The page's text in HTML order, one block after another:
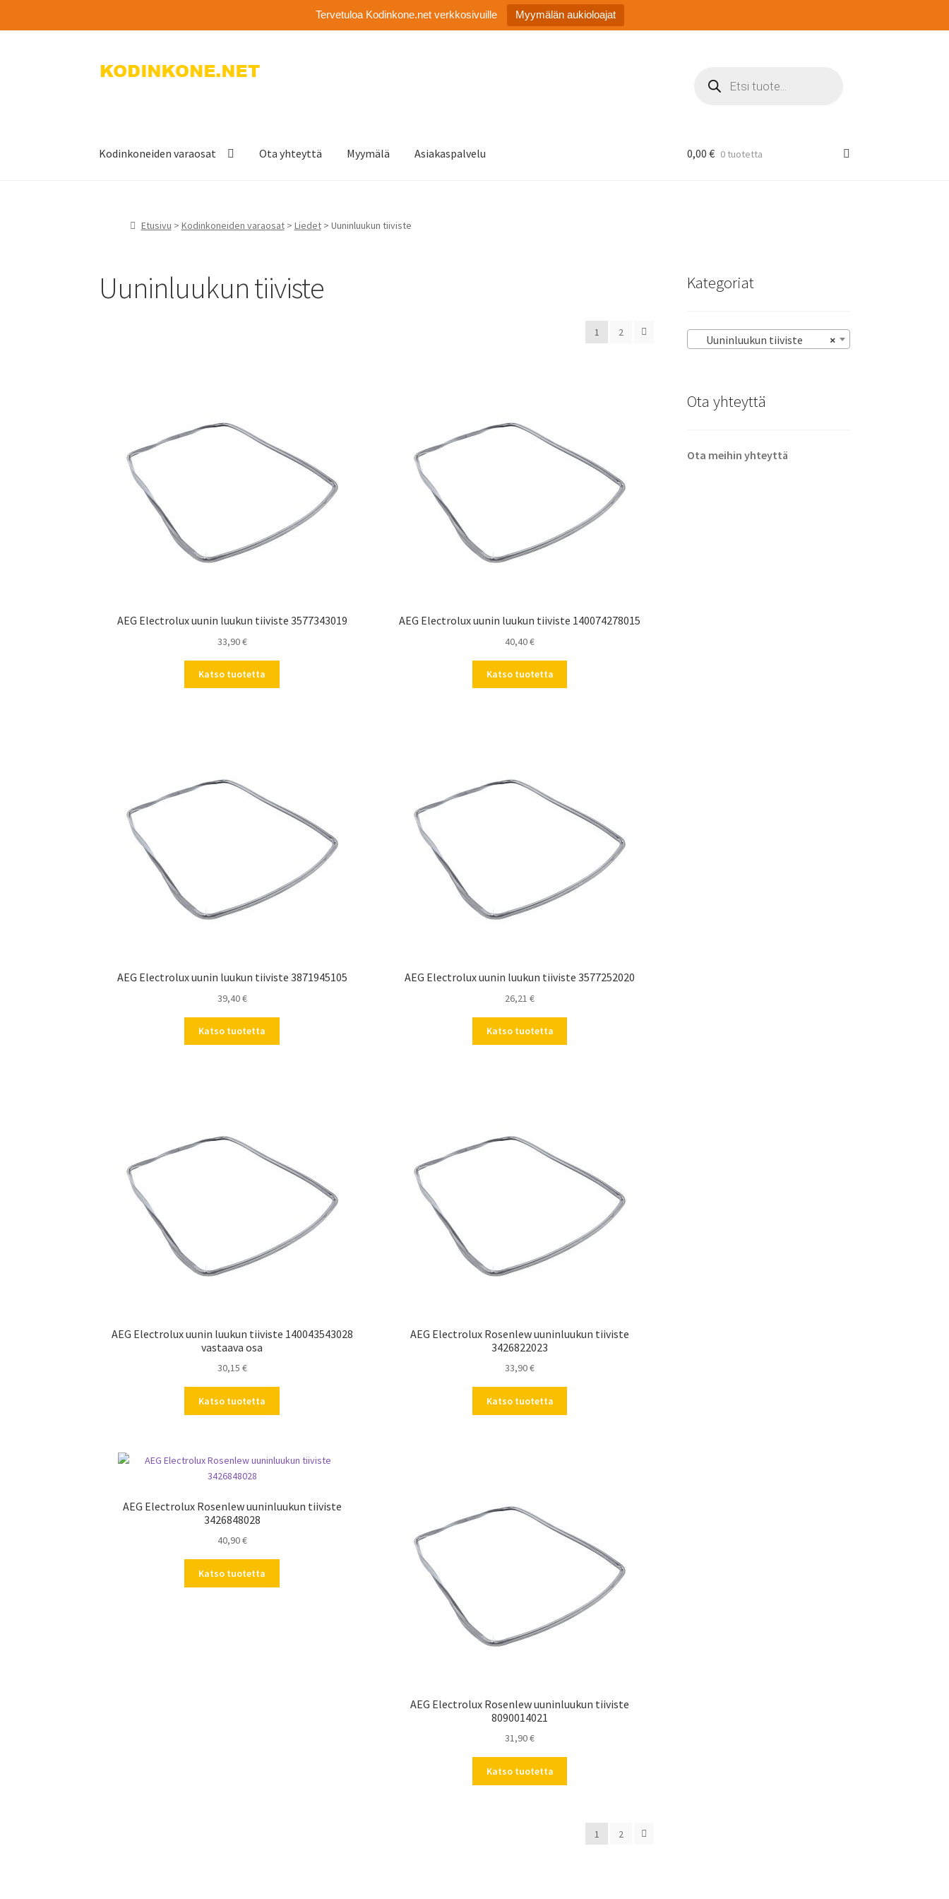
Tervetuloa Kodinkone.net verkkosivuille Myymälän aukioloajat
Siirry
Siirry
search
Kodinkoneiden varaosat Ota yhteyttä Myymälä Asiakaspalvelu 0,00 € 0 tuotetta
Etusivu > Kodinkoneiden varaosat> Liedet> Uuninluukun tiiviste
Uuninluukun tiiviste
1 2
AEG Electrolux uunin luukun tiiviste 3577343019
33,90€
Katso tuotetta
AEG Electrolux uunin luukun tiiviste 140074278015
40,40€
Katso tuotetta
AEG Electrolux uunin luukun tiiviste 3871945105
39,40€
Katso tuotetta
AEG Electrolux uunin luukun tiiviste 3577252020
26,21€
Katso tuotetta
AEG Electrolux uunin luukun tiiviste 140043543028
vastaava osa
30,15 €
Katso tuotetta
AEG Electrolux Rosenlew uuninluukun tiiviste
3426822023
33,90€
Katso tuotetta
AEG Electrolux Rosenlew uuninluukun tiiviste
3426848028
40,90€
Katso tuotetta
AEG Electrolux Rosenlew uuninluukun tiiviste
8090014021
31,90€
Katso tuotetta
1 2
Kategoriat
×
Uuninluukun tiiviste
Ota yhteyttä
Ota meihin yhteyttä